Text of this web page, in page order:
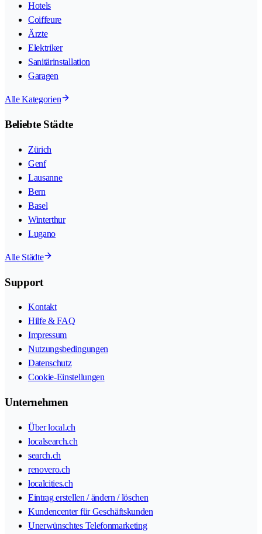
Hotels
Coiffeure
Ärzte
Elektriker
Sanitärinstallation
Garagen
Alle Kategorien
Beliebte Städte
Zürich
Genf
Lausanne
Bern
Basel
Winterthur
Lugano
Alle Städte
Support
Kontakt
Hilfe & FAQ
Impressum
Nutzungsbedingungen
Datenschutz
Cookie-Einstellungen
Unternehmen
Über local.ch
localsearch.ch
search.ch
renovero.ch
localcities.ch
Eintrag erstellen / ändern / löschen
Kundencenter für Geschäftskunden
Unerwünschtes Telefonmarketing